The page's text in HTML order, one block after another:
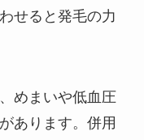
せると発毛の力
めまいや低血圧
あります。併用